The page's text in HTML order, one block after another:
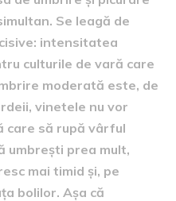
Se leagă de
intensitatea
culturile de vară care
moderată este, de
vinetele nu vor
care să rupă vârful
umbrești prea mult,
mai timid și, pe
bolilor. Așa că